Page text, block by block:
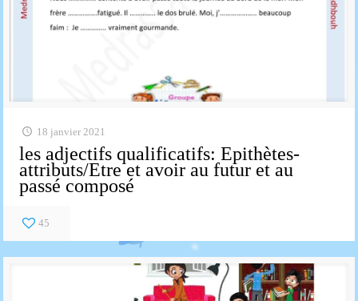
18 janvier 2021
les adjectifs qualificatifs: Epithètes-
attributs/Etre et avoir au futur et au
passé composé
45